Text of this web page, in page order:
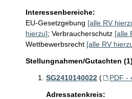
Interessenbereiche:
EU-Gesetzgebung [alle RV
hierzu]; Verbraucherschutz [alle
Wettbewerbsrecht [alle RV
Stellungnahmen/Gutachten
SG2410140022 ( PDF -
Adressatenkreis: